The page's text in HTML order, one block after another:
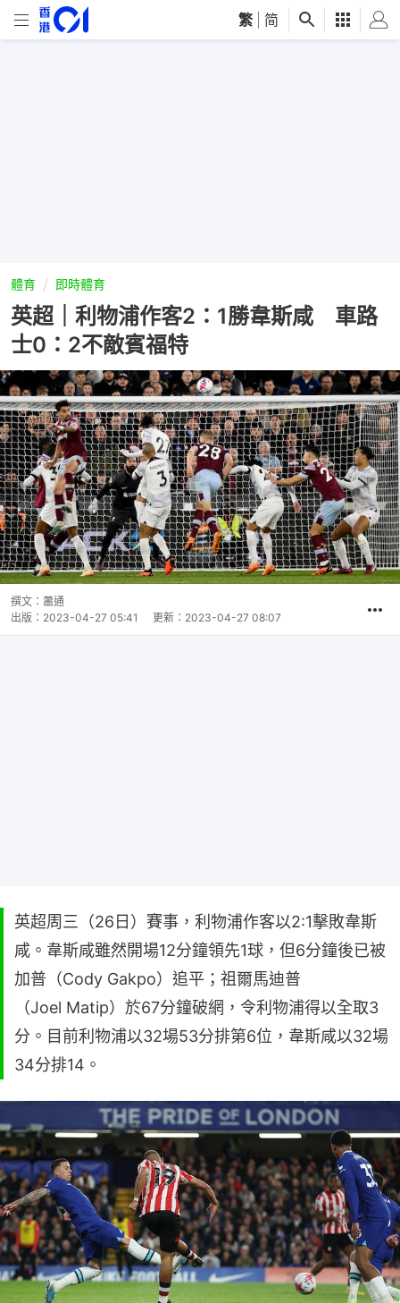
繁 简
體育 即時體育
英超｜利物浦作客2：1勝韋斯咸 車路
士0：2不敵賓福特
撰文： 蕭通
出版： 2023-04-27 05:41 更新： 2023-04-27 08:07
英超周三（26日）賽事，利物浦作客以2:1擊敗韋斯
咸。韋斯咸雖然開場12分鐘領先1球，但6分鐘後已被
加普（Cody Gakpo）追平；祖爾馬迪普
（Joel Matip）於67分鐘破網，令利物浦得以全取3
分。目前利物浦以32場53分排第6位，韋斯咸以32場
34分排14。